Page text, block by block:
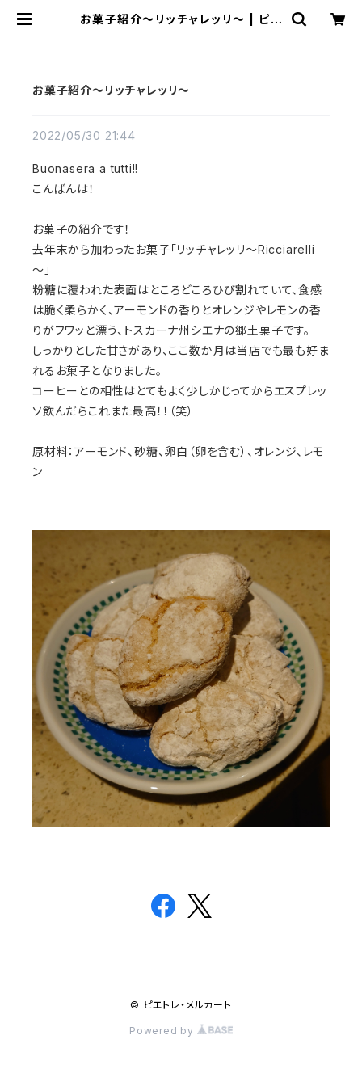
お菓子紹介～リッチャレッリ～ | ピエ
お菓子紹介～リッチャレッリ～
2022/05/30 21:44
Buonasera a tutti!!
こんばんは！
お菓子の紹介です！
去年末から加わったお菓子「リッチャレッリ～Ricciarelli
～」
粉糖に覆われた表面はところどころひび割れていて、食感
は脆く柔らかく、アーモンドの香りとオレンジやレモンの香
りがフワッと漂う、トスカーナ州シエナの郷土菓子です。
しっかりとした甘さがあり、ここ数か月は当店でも最も好ま
れるお菓子となりました。
コーヒーとの相性はとてもよく少しかじってからエスプレッ
ソ飲んだらこれまた最高！！（笑）
原材料：アーモンド、砂糖、卵白（卵を含む）、オレンジ、レモ
ン
© ピエトレ・メルカート
Powered by